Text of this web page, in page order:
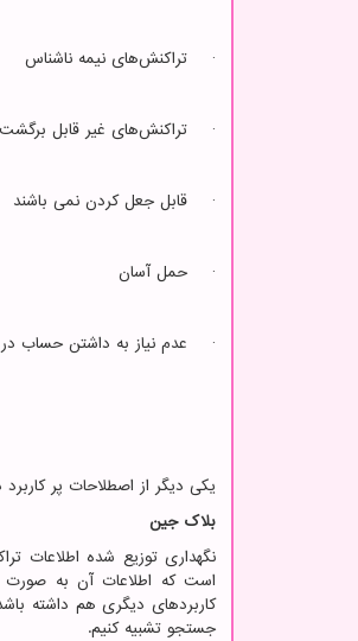
· تراکنش‌های نیمه ناشناس
· تراکنش‌های غیر قابل برگشت
· قابل جعل کردن نمی باشند
· حمل آسان
· عدم نیاز به داشتن حساب در
یکی دیگر از اصطلاحات پر
بلاک جین
نگهداری توزیع شده اطلاعات
است که اطلاعات آن به صورت
کاربردهای دیگری هم داشته
جستجو تشبیه کنیم.